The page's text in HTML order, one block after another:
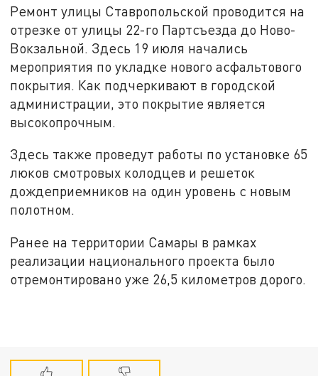
Ремонт улицы Ставропольской проводится на
отрезке от улицы 22-го Партсъезда до Ново-
Вокзальной. Здесь 19 июля начались
мероприятия по укладке нового асфальтового
покрытия. Как подчеркивают в городской
администрации, это покрытие является
высокопрочным.
Здесь также проведут работы по установке 65
люков смотровых колодцев и решеток
дождеприемников на один уровень с новым
полотном.
Ранее на территории Самары в рамках
реализации национального проекта было
отремонтировано уже 26,5 километров дорого.